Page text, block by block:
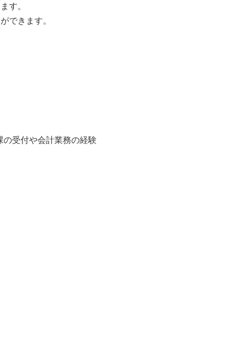
す。
できます。
の受付や会計業務の経験